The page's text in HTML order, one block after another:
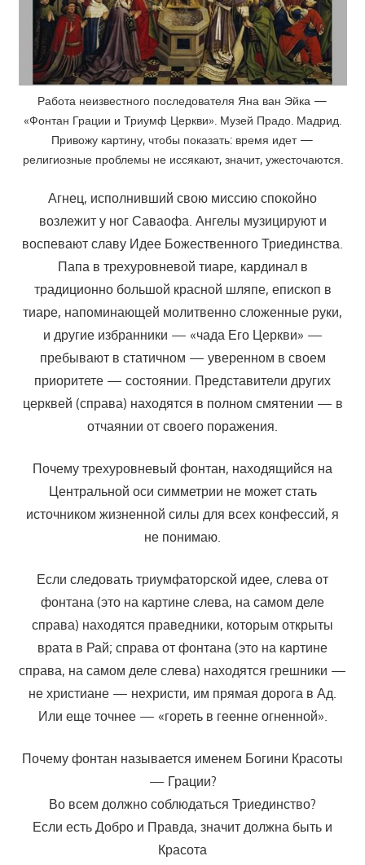
Работа неизвестного последователя Яна ван Эйка —
«Фонтан Грации и Триумф Церкви». Музей Прадо. Мадрид.
Привожу картину, чтобы показать: время идет —
религиозные проблемы не иссякают, значит, ужесточаются.
Агнец, исполнивший свою миссию спокойно
возлежит у ног Саваофа. Ангелы музицируют и
воспевают славу Идее Божественного Триединства.
Папа в трехуровневой тиаре, кардинал в
традиционно большой красной шляпе, епископ в
тиаре, напоминающей молитвенно сложенные руки,
и другие избранники — «чада Его Церкви» —
пребывают в статичном — уверенном в своем
приоритете — состоянии. Представители других
церквей (справа) находятся в полном смятении — в
отчаянии от своего поражения.
Почему трехуровневый фонтан, находящийся на
Центральной оси симметрии не может стать
источником жизненной силы для всех конфессий, я
не понимаю.
Если следовать триумфаторской идее, слева от
фонтана (это на картине слева, на самом деле
справа) находятся праведники, которым открыты
врата в Рай; справа от фонтана (это на картине
справа, на самом деле слева) находятся грешники —
не христиане — нехристи, им прямая дорога в Ад.
Или еще точнее — «гореть в геенне огненной».
Почему фонтан называется именем Богини Красоты
— Грации?
Во всем должно соблюдаться Триединство?
Если есть Добро и Правда, значит должна быть и
Красота